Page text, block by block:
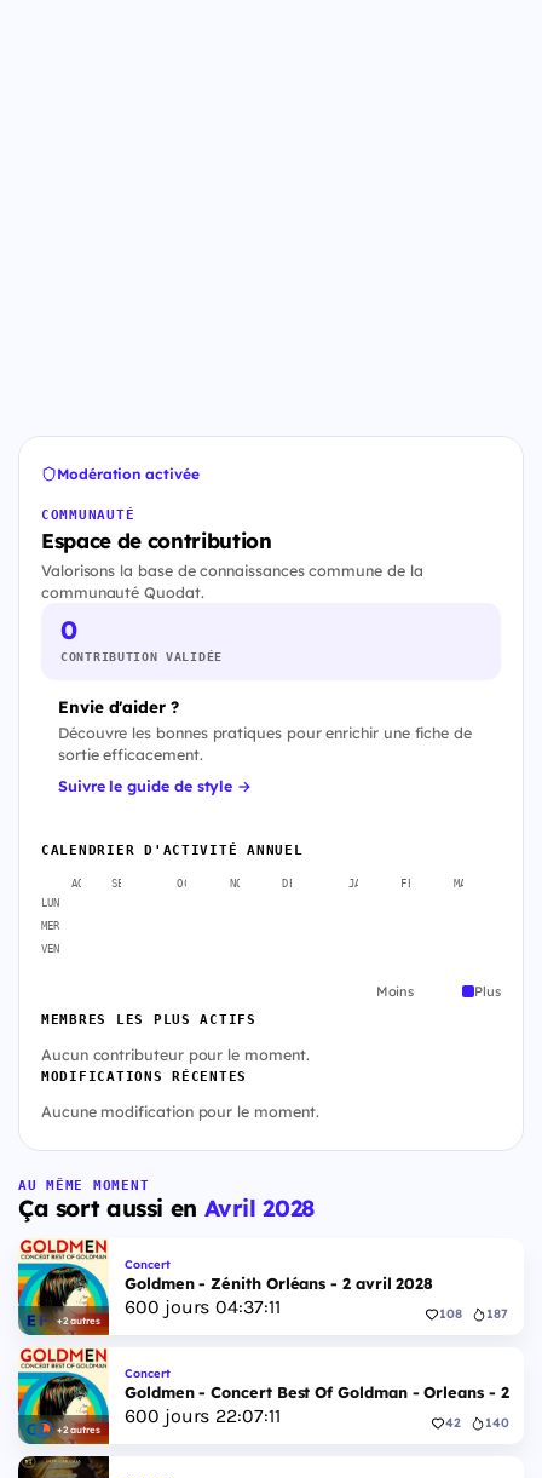
Modération activée
COMMUNAUTÉ
Espace de contribution
Valorisons la base de connaissances commune de la
communauté Quodat.
0
CONTRIBUTION VALIDÉE
Envie d'aider ?
Découvre les bonnes pratiques pour enrichir une fiche de
sortie efficacement.
Suivre le guide de style →
CALENDRIER D'ACTIVITÉ ANNUEL
AOÛT SEPT. OCT. NOV. DÉC. JANV. FÉVR. MARS
LUN
MER
VEN
Moins Plus
MEMBRES LES PLUS ACTIFS
Aucun contributeur pour le moment.
MODIFICATIONS RÉCENTES
Aucune modification pour le moment.
AU MÊME MOMENT
Ça sort aussi en Avril 2028
+2 autres
Concert
Goldmen - Zénith Orléans - 2 avril 2028
600 jours 04:37:10 108 187
+2 autres
Concert
Goldmen - Concert Best Of Goldman - Orleans - 2
600 jours 22:07:10 42 140